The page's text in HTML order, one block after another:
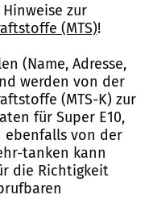
zur
(MTS)!
(Name, Adresse,
werden von der
(MTS-K) zur
für Super E10,
ebenfalls von der
tanken kann
die Richtigkeit